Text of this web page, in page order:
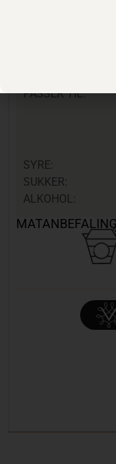
PASSER TIL:
SYRE:
SUKKER:
ALKOHOL: